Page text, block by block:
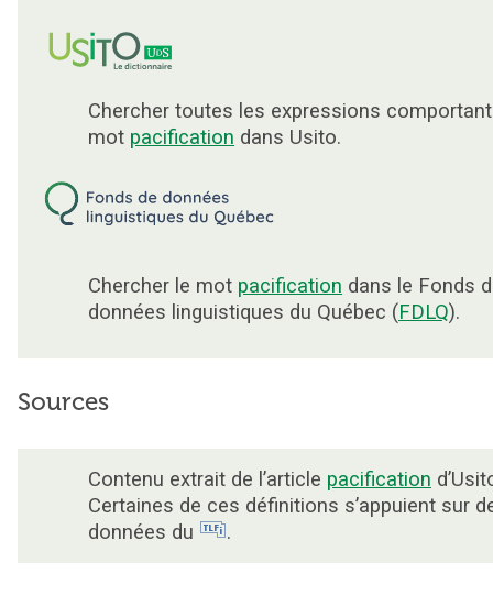
Chercher toutes les expressions
mot pacification dans Usito.
Chercher le mot pacification dans le Fonds
données linguistiques du Québec (FDLQ).
Sources
Contenu extrait de l’article pacification
Certaines de ces définitions s’appuient sur
données du
.